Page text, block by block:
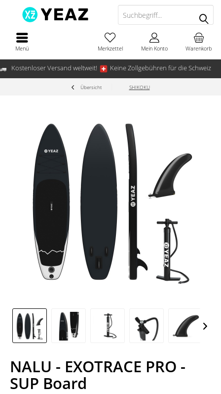
Kostenloser Versand weltweit! Keine Zollgebühren für die Schweiz
Menü Warenkorb
Merkzettel Mein Konto
Übersicht SHIKOKU
NALU - EXOTRACE PRO -
SUP Board